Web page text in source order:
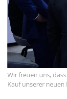
Wir freuen uns,
Kauf unserer